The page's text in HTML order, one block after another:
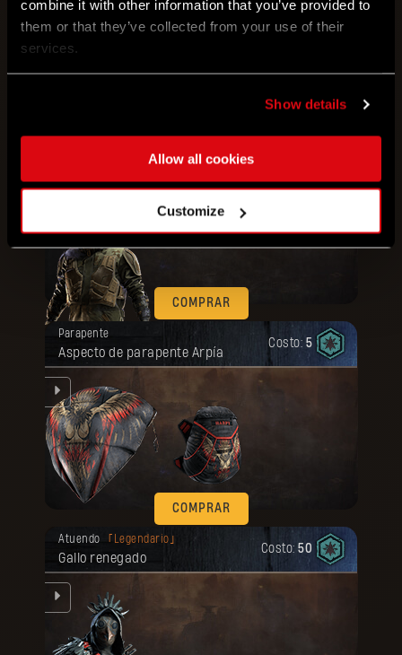
combine it with other information that you’ve provided to
them or that they’ve collected from your use of their
services.
Show details
Allow all cookies
Customize
Costo:
COMPRAR
Parapente
Aspecto de parapente Arpía
Costo: 5
COMPRAR
Tu recompensa se desbloqueó.
Atuendo Legendario
Gallo renegado
Costo: 50
Tu recompensa se desbloqueó.